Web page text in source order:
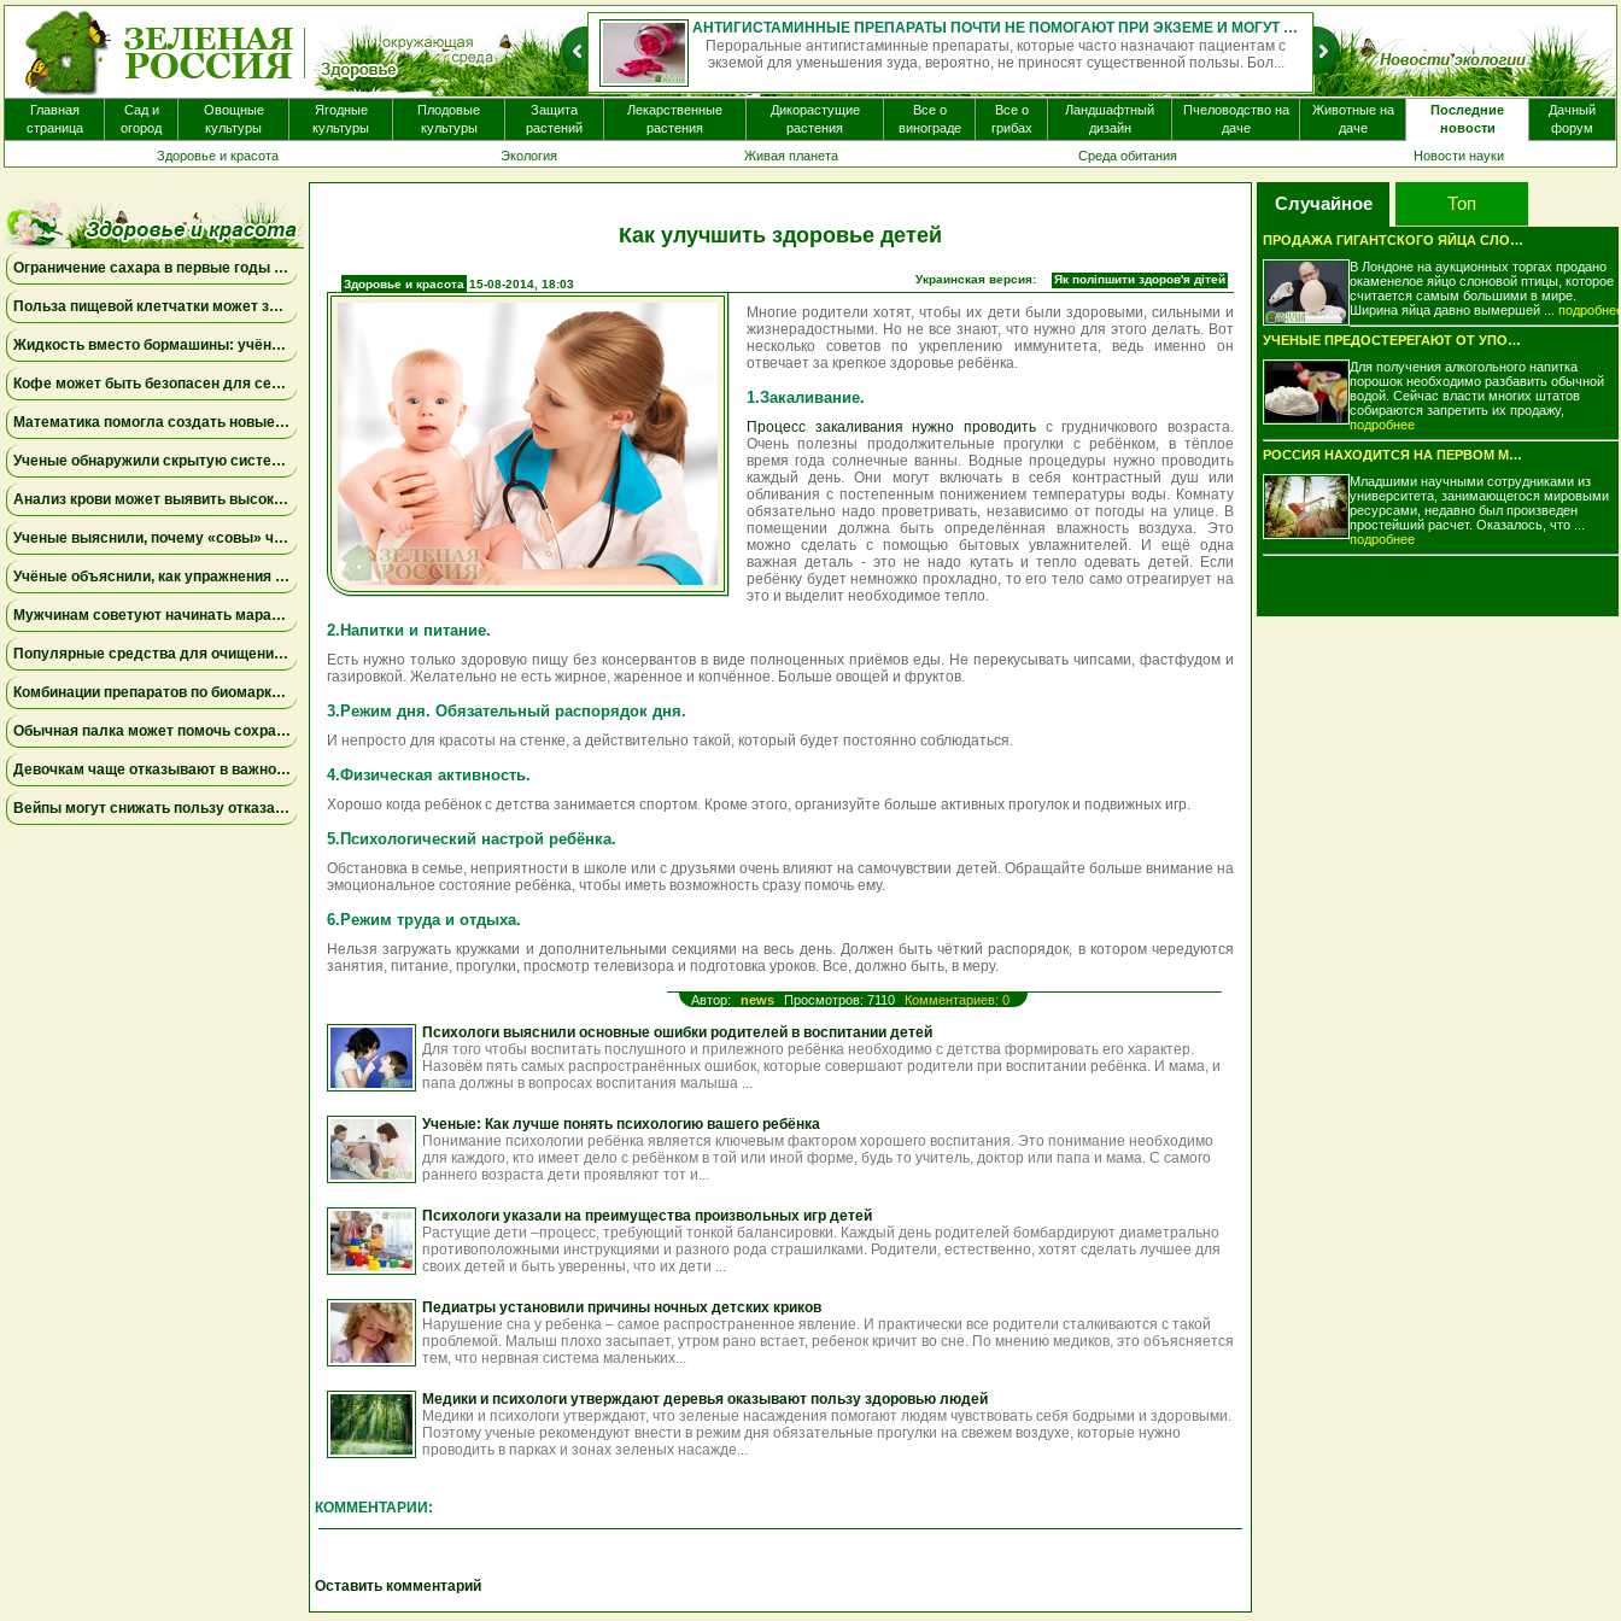
АНТИГИСТАМИННЫЕ ПРЕПАРАТЫ ПОЧТИ НЕ ПОМОГАЮТ ПРИ ЭКЗЕМЕ И МОГУТ ВЫЗЫВАТЬ ПОБОЧНЫЕ ЭФФЕКТЫ
Пероральные антигистаминные препараты, которые часто назначают пациентам с
экземой для уменьшения зуда, вероятно, не приносят существенной пользы. Бол...
ОДНОКРАТНЫЙ ПРИЁМ ПСИЛОЦИБИНА МОЖЕТ МЕНЯТЬ РАБОТУ МОЗГА НА НЕСКОЛЬКО НЕДЕЛЬ
Однократная доза псилоцибина — психоактивного вещества, содержащегося в
некоторых видах галлюциногенных грибов, — может вызывать изменения в работе
Главная
страница
Сад и
огород
Овощные
культуры
Ягодные
культуры
Плодовые
культуры
Защита
растений
Лекарственные
растения
Дикорастущие
растения
Все о
винограде
Все о
грибах
Ландшафтный
дизайн
Пчеловодство на
даче
Животные на
даче
Последние
новости
Дачный
форум
Здоровье и красота
Экология Живая планета Среда обитания Новости науки
Ограничение сахара в первые годы жизни может снизить риск болезни Альцгеймера
Польза пищевой клетчатки может зависеть от конкретных бактерий в кишечнике
Жидкость вместо бормашины: учёные подтвердили эффективность нового метода лечения детского кариеса
Кофе может быть безопасен для сердца, а энергетики — повышать риск аритмии
Математика помогла создать новые биомаркеры для прогнозирования рака молочной железы
Ученые обнаружили скрытую систему очистки в задней части глаза
Анализ крови может выявить высокий риск болезни Альцгеймера за десять лет до появления симптомов
Ученые выяснили, почему «совы» чаще набирают жир в области живота
Учёные объяснили, как упражнения замедляют старение мышц
Мужчинам советуют начинать марафон медленнее
Популярные средства для очищения слизи не помогли пациентам на ИВЛ и могут повышать риск осложнений
Комбинации препаратов по биомаркерам помогли уменьшить устойчивую к лечению меланому
Обычная палка может помочь сохранить равновесие
Девочкам чаще отказывают в важной защите после рождения
Вейпы могут снижать пользу отказа от сигарет
Как улучшить здоровье детей
Здоровье и красота 15-08-2014, 18:03 Украинская версия: Як поліпшити здоров'я дітей
Многие родители хотят, чтобы их дети были здоровыми, сильными и
жизнерадостными. Но не все знают, что нужно для этого делать. Вот
несколько советов по укреплению иммунитета, ведь именно он
отвечает за крепкое здоровье ребёнка.
1.Закаливание.
Процесс закаливания нужно проводить с грудничкового возраста.
Очень полезны продолжительные прогулки с ребёнком, в тёплое
время года солнечные ванны. Водные процедуры нужно проводить
каждый день. Они могут включать в себя контрастный душ или
обливания с постепенным понижением температуры воды. Комнату
обязательно надо проветривать, независимо от погоды на улице. В
помещении должна быть определённая влажность воздуха. Это
можно сделать с помощью бытовых увлажнителей. И ещё одна
важная деталь - это не надо кутать и тепло одевать детей. Если
ребёнку будет немножко прохладно, то его тело само отреагирует на
это и выделит необходимое тепло.
2.Напитки и питание.
Есть нужно только здоровую пищу без консервантов в виде полноценных приёмов еды. Не перекусывать чипсами, фастфудом и
газировкой. Желательно не есть жирное, жаренное и копчённое. Больше овощей и фруктов.
3.Режим дня. Обязательный распорядок дня.
И непросто для красоты на стенке, а действительно такой, который будет постоянно соблюдаться.
4.Физическая активность.
Хорошо когда ребёнок с детства занимается спортом. Кроме этого, организуйте больше активных прогулок и подвижных игр.
5.Психологический настрой ребёнка.
Обстановка в семье, неприятности в школе или с друзьями очень влияют на самочувствии детей. Обращайте больше внимание на
эмоциональное состояние ребёнка, чтобы иметь возможность сразу помочь ему.
6.Режим труда и отдыха.
Нельзя загружать кружками и дополнительными секциями на весь день. Должен быть чёткий распорядок, в котором чередуются
занятия, питание, прогулки, просмотр телевизора и подготовка уроков. Все, должно быть, в меру.
Автор: news Просмотров: 7110 Комментариев: 0
Психологи выяснили основные ошибки родителей в воспитании детей
Для того чтобы воспитать послушного и прилежного ребёнка необходимо с детства формировать его характер.
Назовём пять самых распространённых ошибок, которые совершают родители при воспитании ребёнка. И мама, и
папа должны в вопросах воспитания малыша ...
Ученые: Как лучше понять психологию вашего ребёнка
Понимание психологии ребёнка является ключевым фактором хорошего воспитания. Это понимание необходимо
для каждого, кто имеет дело с ребёнком в той или иной форме, будь то учитель, доктор или папа и мама. С самого
раннего возраста дети проявляют тот и...
Психологи указали на преимущества произвольных игр детей
Растущие дети –процесс, требующий тонкой балансировки. Каждый день родителей бомбардируют диаметрально
противоположными инструкциями и разного рода страшилками. Родители, естественно, хотят сделать лучшее для
своих детей и быть уверенны, что их дети ...
Педиатры установили причины ночных детских криков
Нарушение сна у ребенка – самое распространенное явление. И практически все родители сталкиваются с такой
проблемой. Малыш плохо засыпает, утром рано встает, ребенок кричит во сне. По мнению медиков, это объясняется
тем, что нервная система маленьких...
Медики и психологи утверждают деревья оказывают пользу здоровью людей
Медики и психологи утверждают, что зеленые насаждения помогают людям чувствовать себя бодрыми и здоровыми.
Поэтому ученые рекомендуют внести в режим дня обязательные прогулки на свежем воздухе, которые нужно
проводить в парках и зонах зеленых насажде...
КОММЕНТАРИИ:
Оставить комментарий
Случайное Топ
ПРОДАЖА ГИГАНТСКОГО ЯЙЦА СЛОНОВОЙ ПТИЦЫ ..
В Лондоне на аукционных торгах продано
окаменелое яйцо слоновой птицы, которое
считается самым большими в мире.
Ширина яйца давно вымершей ...
УЧЕНЫЕ ПРЕДОСТЕРЕГАЮТ ОТ УПОТРЕБЛЕНИЯ ПО..
Для получения алкогольного напитка
порошок необходимо разбавить обычной
водой. Сейчас власти многих штатов
собираются запретить их продажу,
подробнее
РОССИЯ НАХОДИТСЯ НА ПЕРВОМ МЕСТЕ ПО УНИЧ..
Младшими научными сотрудниками из
университета, занимающегося мировыми
ресурсами, недавно был произведен
простейший расчет. Оказалось, что ...
подробнее